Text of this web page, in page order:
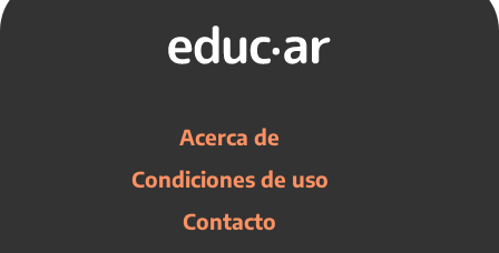
Acerca de
Condiciones de uso
Contacto